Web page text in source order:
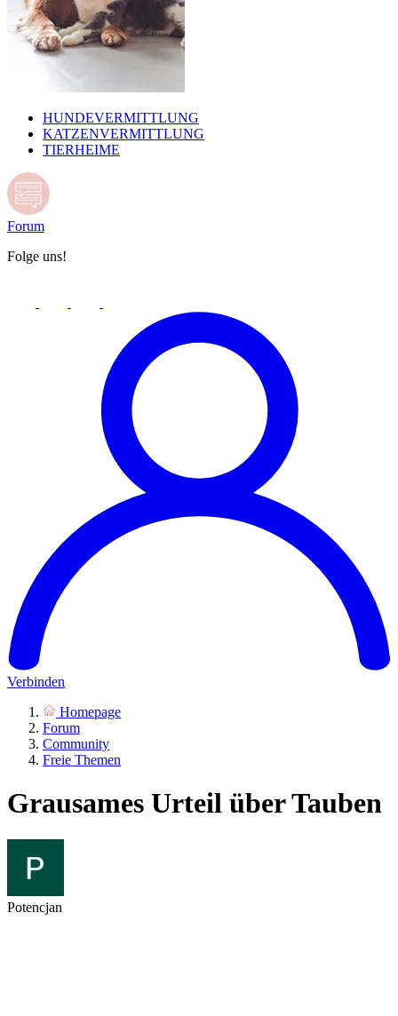
HUNDEVERMITTLUNG
KATZENVERMITTLUNG
TIERHEIME
Forum
Folge uns!
Verbinden
Homepage
Forum
Community
Freie Themen
Grausames Urteil über Tauben
Potencjan